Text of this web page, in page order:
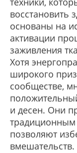
восстановить
основаны на
активации
заживления
Хотя
широкого
сообществе,
и десен. Они
позволяют
вмешательств.